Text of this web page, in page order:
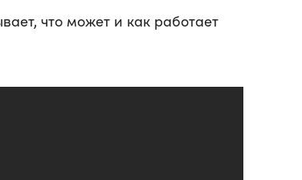
что может и как работает